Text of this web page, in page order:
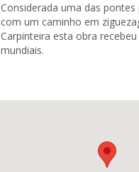
Considerada uma das
com um caminho em
Carpinteira esta obra
mundiais.